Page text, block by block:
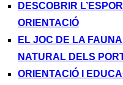
DESCOBRIR
ORIENTACIÓ
EL JOC DE LA
NATURAL DELS
ORIENTACIÓ I